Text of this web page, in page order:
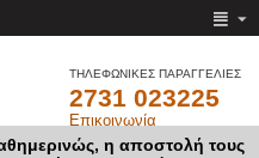
ΤΗΛΕΦΩΝΙΚΕΣ ΠΑΡΑΓΓΕΛΙΕΣ
2731 023225
Επικοινωνία
η αποστολή τους